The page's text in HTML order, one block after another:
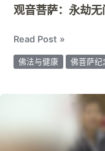
观音菩萨：永劫
Read Post »
佛法与健康 佛菩萨纪
教
授